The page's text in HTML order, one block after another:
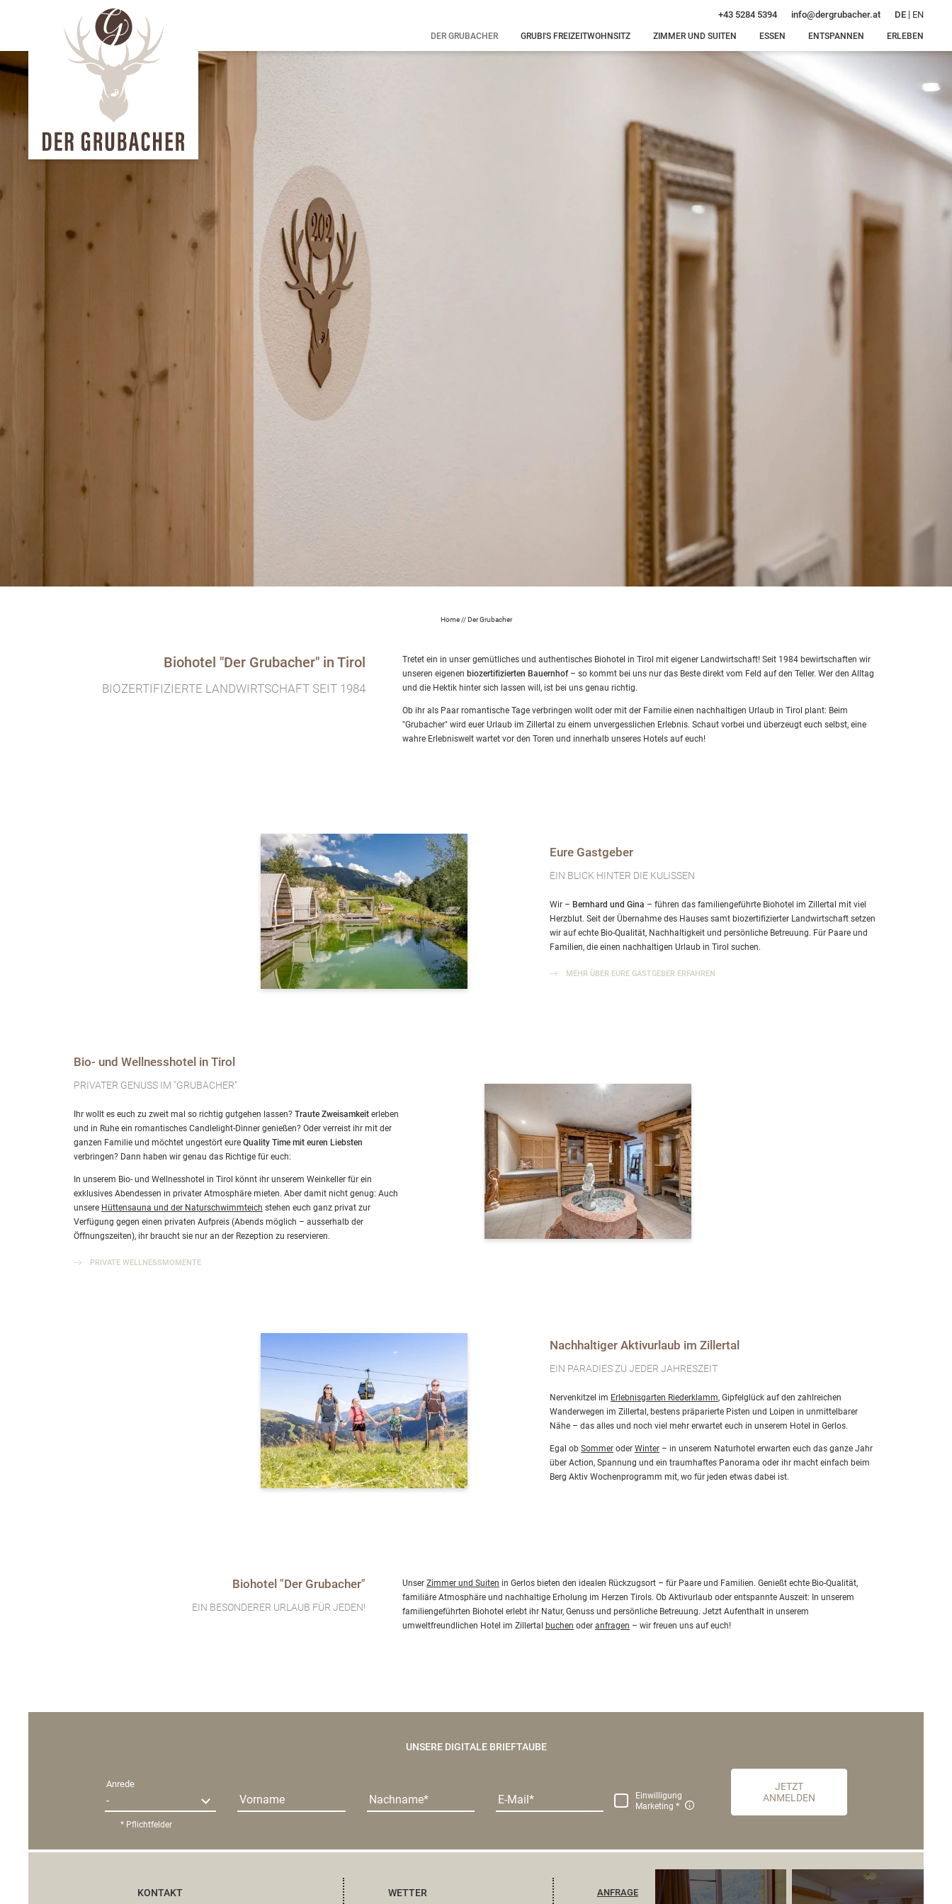
+43 5284 5394 info@dergrubacher.at DE EN
DER GRUBACHER GRUBI'S FREIZEITWOHNSITZ ZIMMER UND SUITEN
Buchen
ESSEN
Besondere
Schmankerln
ENTSPANNEN
Unsere
Saunaoase
Private
ERLEBEN
Home //Der Grubacher
Biohotel "Der Grubacher" in Tirol
BIOZERTIFIZIERTE LANDWIRTSCHAFT SEIT 1984
Tretet ein in unser gemütliches und authentisches Biohotel in Tirol mit eigener Landwirtschaft! Seit 1984 bewirtschaften wir
unseren eigenen biozertifizierten Bauernhof– so kommt bei uns nur das Beste direkt vom Feld auf den Teller. Wer den Alltag
und die Hektik hinter sich lassen will, ist bei uns genau richtig.
Ob ihr als Paar romantische Tage verbringen wollt oder mit der Familie einen nachhaltigen Urlaub in Tirol plant: Beim
"Grubacher" wird euer Urlaub im Zillertal zu einem unvergesslichen Erlebnis. Schaut vorbei und überzeugt euch selbst, eine
wahre Erlebniswelt wartet vor den Toren und innerhalb unseres Hotels auf euch!
Eure Gastgeber
EIN BLICK HINTER DIE KULISSEN
Wir – Bernhard und Gina – führen das familiengeführte Biohotel im Zillertal mit viel
Herzblut. Seit der Übernahme des Hauses samt biozertifizierter Landwirtschaft setzen
wir auf echte Bio-Qualität, Nachhaltigkeit und persönliche Betreuung. Für Paare und
Familien, die einen nachhaltigen Urlaub in Tirol suchen.
MEHR ÜBER EURE GASTGEBER ERFAHREN
Bio- und Wellnesshotel in Tirol
PRIVATER GENUSS IM "GRUBACHER"
Ihr wollt es euch zu zweit mal so richtig gutgehen lassen? Traute Zweisamkeit erleben
und in Ruhe ein romantisches Candlelight-Dinner genießen? Oder verreist ihr mit der
ganzen Familie und möchtet ungestört eure Quality Time mit euren Liebsten
verbringen? Dann haben wir genau das Richtige für euch:
In unserem Bio- und Wellnesshotel in Tirol könnt ihr unserem Weinkeller für ein
exklusives Abendessen in privater Atmosphäre mieten. Aber damit nicht genug: Auch
unsere Hüttensauna und der Naturschwimmteich stehen euch ganz privat zur
Verfügung gegen einen privaten Aufpreis (Abends möglich – ausserhalb der
Öffnungszeiten), ihr braucht sie nur an der Rezeption zu reservieren.
PRIVATE WELLNESSMOMENTE
Nachhaltiger Aktivurlaub im Zillertal
EIN PARADIES ZU JEDER JAHRESZEIT
Nervenkitzel im Erlebnisgarten Riederklamm, Gipfelglück auf den zahlreichen
Wanderwegen im Zillertal, bestens präparierte Pisten und Loipen in unmittelbarer
Nähe – das alles und noch viel mehr erwartet euch in unserem Hotel in Gerlos.
Egal ob Sommer oder Winter – in unserem Naturhotel erwarten euch das ganze Jahr
über Action, Spannung und ein traumhaftes Panorama oder ihr macht einfach beim
Berg Aktiv Wochenprogramm mit, wo für jeden etwas dabei ist.
Biohotel "Der Grubacher"
EIN BESONDERER URLAUB FÜR JEDEN!
Unser Zimmer und Suiten in Gerlos bieten den idealen Rückzugsort – für Paare und Familien. Genießt echte Bio-Qualität,
familiäre Atmosphäre und nachhaltige Erholung im Herzen Tirols. Ob Aktivurlaub oder entspannte Auszeit: In unserem
familiengeführten Biohotel erlebt ihr Natur, Genuss und persönliche Betreuung. Jetzt Aufenthalt in unserem
umweltfreundlichen Hotel im Zillertal buchen oder anfragen – wir freuen uns auf euch!
UNSERE DIGITALE BRIEFTAUBE
Anrede
Vorname Nachname E-Mail
Einwilligung
Marketing
* Pflichtfelder
JETZT
ANMELDEN
KONTAKT WETTER ANFRAGE